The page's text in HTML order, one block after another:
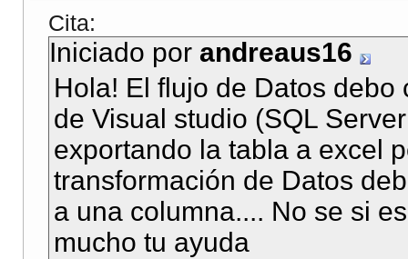
Cita:
Iniciado por andreaus16
Hola! El flujo de Datos
de Visual studio (SQL
exportando la tabla a excel
transformación de Datos
a una columna.... No se si
mucho tu ayuda